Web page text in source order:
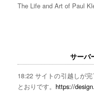
The Life and Art of Paul
サーバ
18:22 サイトの引越しが
とおりです。 https://